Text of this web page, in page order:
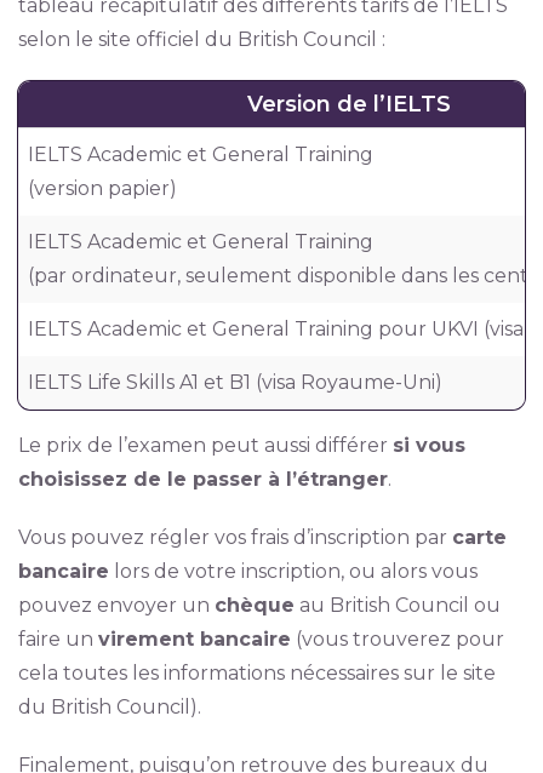
tableau récapitulatif des différents tarifs de l’IELTS
selon le site officiel du British Council :
Version de l’IELTS
IELTS Academic et General Training
(version papier)
IELTS Academic et General Training
(par ordinateur, seulement disponible dans les
IELTS Academic et General Training pour UKVI (visa
IELTS Life Skills A1 et B1 (visa Royaume-Uni)
Le prix de l’examen peut aussi différer si vous
choisissez de le passer à l’étranger.
Vous pouvez régler vos frais d’inscription par carte
bancaire lors de votre inscription, ou alors vous
pouvez envoyer un chèque au British Council ou
faire un virement bancaire (vous trouverez pour
cela toutes les informations nécessaires sur le site
du British Council).
Finalement, puisqu’on retrouve des bureaux du